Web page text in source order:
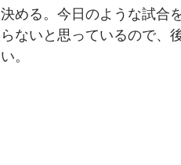
める。今日のような試合
ないと思っているので、
。